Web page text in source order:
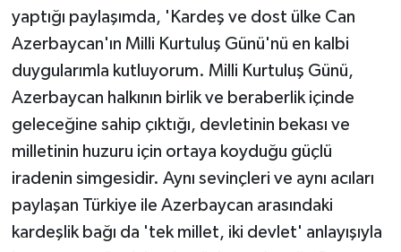
yaptığı paylaşımda, 'Kardeş ve dost ülke Can
Azerbaycan'ın Milli Kurtuluş Günü'nü en kalbi
duygularımla kutluyorum. Milli Kurtuluş Günü,
Azerbaycan halkının birlik ve beraberlik içinde
geleceğine sahip çıktığı, devletinin bekası ve
milletinin huzuru için ortaya koyduğu güçlü
iradenin simgesidir. Aynı sevinçleri ve aynı acıları
paylaşan Türkiye ile Azerbaycan arasındaki
kardeşlik bağı da 'tek millet, iki devlet' anlayışıyla